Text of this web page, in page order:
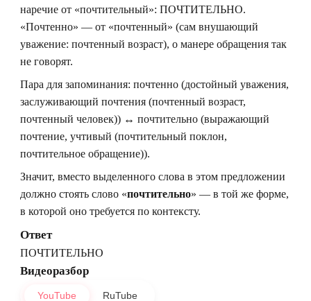
наречие от «почтительный»: ПОЧТИТЕЛЬНО.
«Почтенно» — от «почтенный» (сам внушающий
уважение: почтенный возраст), о манере обращения так
не говорят.
Пара для запоминания: почтенно (достойный уважения,
заслуживающий почтения (почтенный возраст,
почтенный человек)) ↔ почтительно (выражающий
почтение, учтивый (почтительный поклон,
почтительное обращение)).
Значит, вместо выделенного слова в этом предложении
должно стоять слово «почтительно» — в той же форме,
в которой оно требуется по контексту.
Ответ
ПОЧТИТЕЛЬНО
Видеоразбор
YouTube RuTube